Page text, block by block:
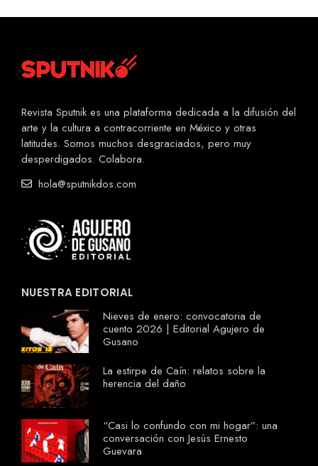
Revista Sputnik es una plataforma dedicada a la difusión del
arte y la cultura a contracorriente en México y otras
latitudes. Somos muchos desgraciados, pero muy
desperdigados. Colabora.
hola@sputnikdos.com
NUESTRA EDITORIAL
Nieves de enero: convocatoria de
cuento 2026 | Editorial Agujero de
Gusano
La estirpe de Caín: relatos sobre la
herencia del daño
“Casi lo confundo con mi hogar”: una
conversación con Jesús Ernesto
Guevara